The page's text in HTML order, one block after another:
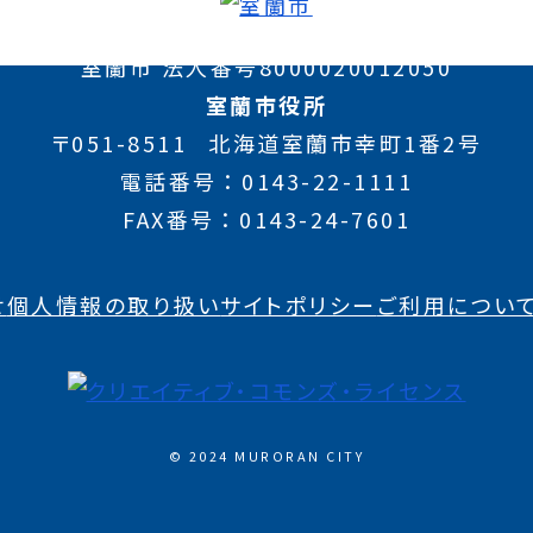
室蘭市 法人番号8000020012050
室蘭市役所
〒051-8511
北海道室蘭市幸町1番2号
電話番号
0143-22-1111
FAX番号
0143-24-7601
個人情報の取り扱いサイトポリシーご利用について
© 2024 MURORAN CITY